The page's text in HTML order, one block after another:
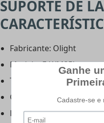
SUPORTE DE
Fabricante: Olight
Modelo: E-WM25L
Tipo:
Comprimento total: 101
Largura: 36 mm